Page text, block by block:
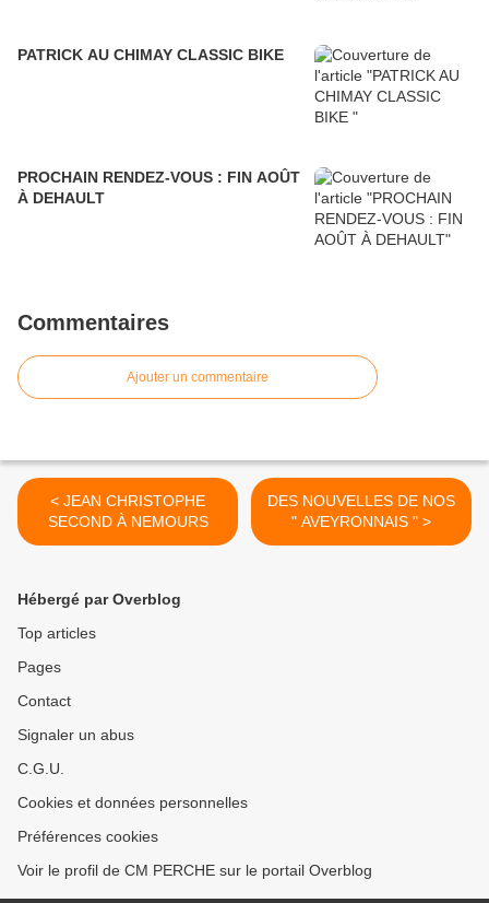
PATRICK AU CHIMAY CLASSIC BIKE
PROCHAIN RENDEZ-VOUS : FIN AOÛT
À DEHAULT
Commentaires
Ajouter un commentaire
< JEAN CHRISTOPHE
SECOND À NEMOURS
DES NOUVELLES DE NOS
" AVEYRONNAIS " >
Hébergé par Overblog
Top articles
Pages
Contact
Signaler un abus
C.G.U.
Cookies et données personnelles
Préférences cookies
Voir le profil de CM PERCHE sur le portail Overblog